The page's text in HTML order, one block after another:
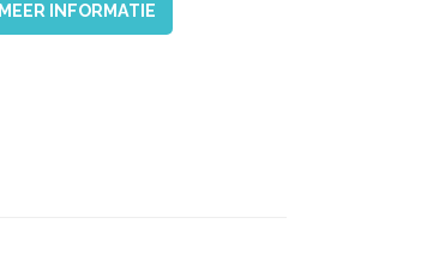
MEER INFORMATIE